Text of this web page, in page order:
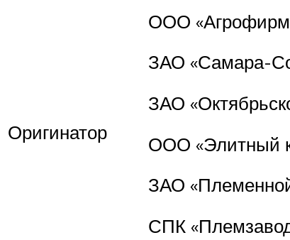
Оригинатор
ООО
ЗАО «Самара-
ЗАО
ООО «Элитный
ЗАО
СПК